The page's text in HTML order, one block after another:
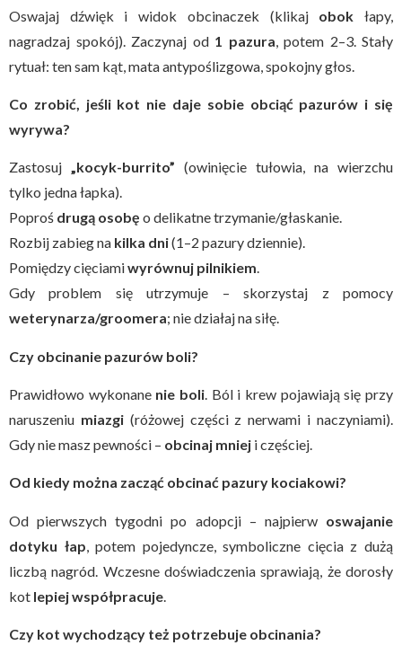
Oswajaj dźwięk i widok obcinaczek (klikaj obok łapy,
nagradzaj spokój). Zaczynaj od 1 pazura , potem 2–3. Stały
rytuał: ten sam kąt, mata antypoślizgowa, spokojny głos.
Co zrobić, jeśli kot nie daje sobie obciąć pazurów i się
wyrywa?
Zastosuj „kocyk-burrito” (owinięcie tułowia, na wierzchu
tylko jedna łapka).
Poproś drugą osobę o delikatne trzymanie/głaskanie.
Rozbij zabieg na kilka dni(1–2 pazury dziennie).
Pomiędzy cięciamiwyrównuj pilnikiem.
Gdy problem się utrzymuje – skorzystaj z pomocy
weterynarza/groomera; nie działaj na siłę.
Czy obcinanie pazurów boli?
Prawidłowo wykonane nie boli. Ból i krew pojawiają się przy
naruszeniu miazgi(różowej części z nerwami i naczyniami).
Gdy nie masz pewności – obcinaj mniej i częściej.
Od kiedy można zacząć obcinać pazury kociakowi?
Od pierwszych tygodni po adopcji – najpierw oswajanie
dotyku łap, potem pojedyncze, symboliczne cięcia z dużą
liczbą nagród. Wczesne doświadczenia sprawiają, że dorosły
kot lepiej współpracuje.
Czy kot wychodzący też potrzebuje obcinania?